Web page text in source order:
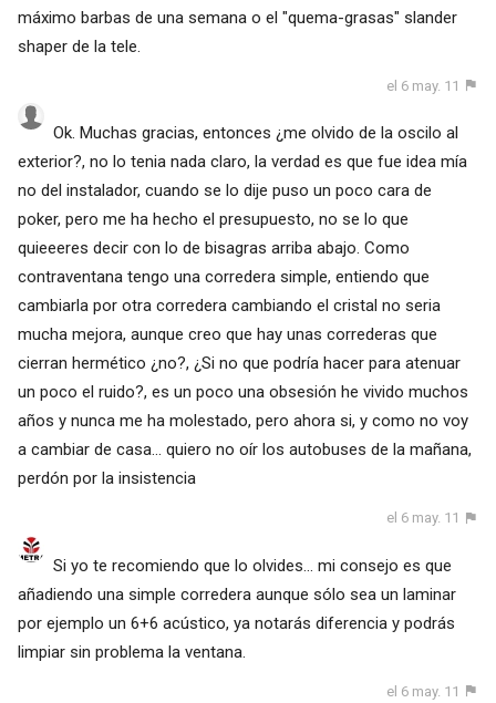
máximo barbas de una semana o el "quema-grasas" slander
shaper de la tele.
el 6 may. 11
Ok. Muchas gracias, entonces ¿me olvido de la oscilo al
exterior?, no lo tenia nada claro, la verdad es que fue idea mía
no del instalador, cuando se lo dije puso un poco cara de
poker, pero me ha hecho el presupuesto, no se lo que
quieeeres decir con lo de bisagras arriba abajo. Como
contraventana tengo una corredera simple, entiendo que
cambiarla por otra corredera cambiando el cristal no seria
mucha mejora, aunque creo que hay unas correderas que
cierran hermético ¿no?, ¿Si no que podría hacer para atenuar
un poco el ruido?, es un poco una obsesión he vivido muchos
años y nunca me ha molestado, pero ahora si, y como no voy
a cambiar de casa... quiero no oír los autobuses de la mañana,
perdón por la insistencia
el 6 may. 11
Si yo te recomiendo que lo olvides... mi consejo es que
añadiendo una simple corredera aunque sólo sea un laminar
por ejemplo un 6+6 acústico, ya notarás diferencia y podrás
limpiar sin problema la ventana.
el 6 may. 11